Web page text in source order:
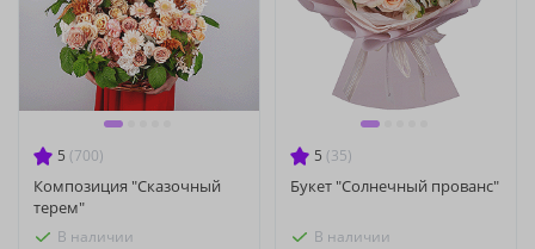
5 (700)
Композиция "Сказочный
терем"
В наличии
5 (35)
Букет "Солнечный прованс"
В наличии